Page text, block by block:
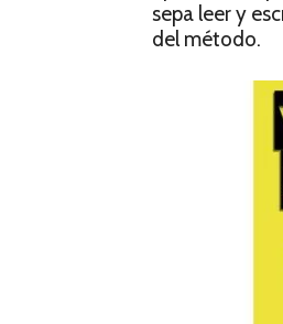
sepa leer y
del método.